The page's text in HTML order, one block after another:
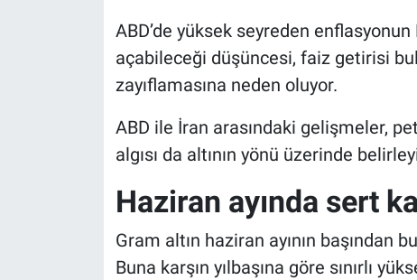
ABD’de yüksek seyreden enflasyonun
açabileceği düşüncesi, faiz getirisi
zayıflamasına neden oluyor.
ABD ile İran arasındaki gelişmeler,
algısı da altının yönü üzerinde
Haziran ayında sert
Gram altın haziran ayının başından
Buna karşın yılbaşına göre sınırlı